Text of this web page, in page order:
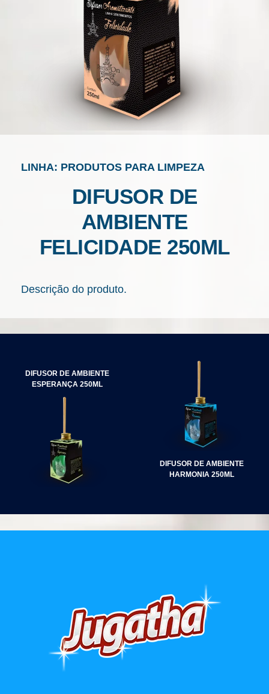
LINHA: PRODUTOS PARA LIMPEZA
DIFUSOR DE
AMBIENTE
FELICIDADE 250ML
Descrição do produto.
POSTDIFUSOR DE AMBIENTE
ESPERANÇA 250ML
DIFUSOR DE AMBIENTE
HARMONIA 250ML